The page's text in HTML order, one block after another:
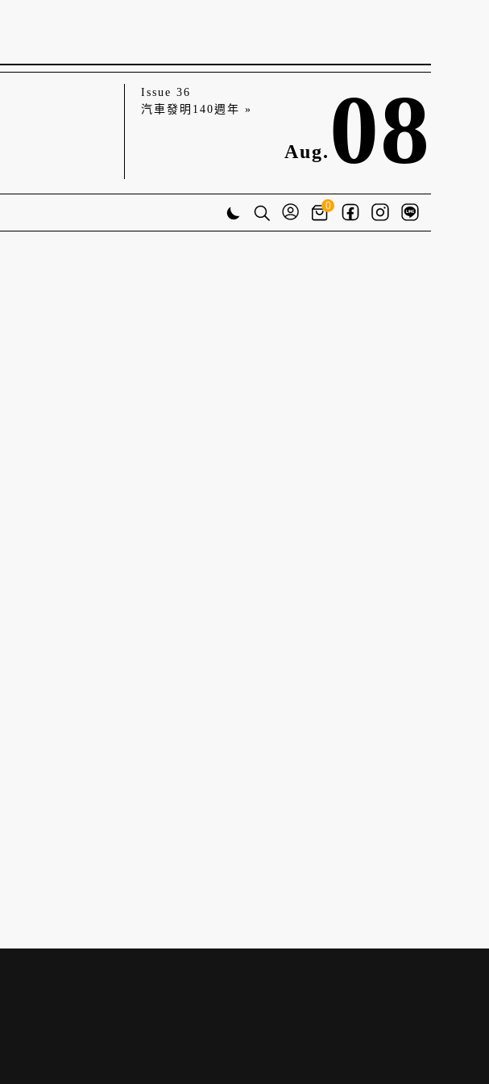
Issue 36
汽車發明140週年 »
Aug. 08
0